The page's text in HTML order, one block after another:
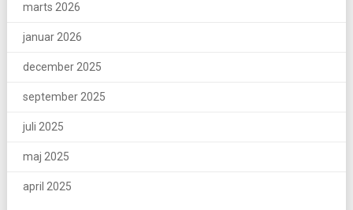
marts 2026
januar 2026
december 2025
september 2025
juli 2025
maj 2025
april 2025